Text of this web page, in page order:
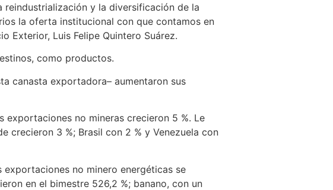
y la diversificación de la
la oferta institucional con que contamos en
Exterior, Luis Felipe Quintero Suárez.
como productos.
canasta exportadora– aumentaron sus
exportaciones no mineras crecieron 5 %. Le
crecieron 3 %; Brasil con 2 % y Venezuela con
no minero energéticas se
en el bimestre 526,2 %; banano, con un